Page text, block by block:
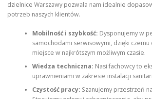
dzielnice Warszawy pozwala nam idealnie
potrzeb naszych klientów.
Mobilność i szybkość: Dysponujemy w
samochodami serwisowymi, dzięki czemu
miejsce w najkrótszym możliwym czasie.
Wiedza techniczna: Nasi fachowcy to
uprawnieniami w zakresie instalacji
Czystość pracy: Szanujemy przestrzeń